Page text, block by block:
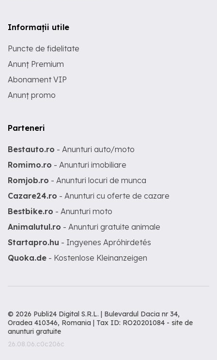
Informații utile
Puncte de fidelitate
Anunț Premium
Abonament VIP
Anunț promo
Parteneri
Bestauto.ro - Anunturi auto/moto
Romimo.ro - Anunturi imobiliare
Romjob.ro - Anunturi locuri de munca
Cazare24.ro - Anunturi cu oferte de cazare
Bestbike.ro - Anunturi moto
Animalutul.ro - Anunturi gratuite animale
Startapro.hu - Ingyenes Apróhirdetés
Quoka.de - Kostenlose Kleinanzeigen
© 2026 Publi24 Digital S.R.L. | Bulevardul Dacia nr 34,
Oradea 410346, Romania | Tax ID: RO20201084 - site de
anunturi gratuite
26.08.06.c0c206c